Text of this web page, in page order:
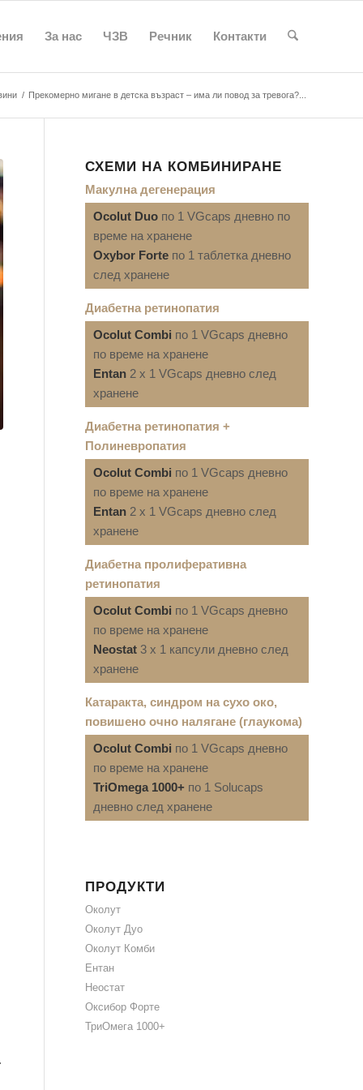
За нас ЧЗВ Речник Контакти
/ Прекомерно мигане в детска възраст – има ли повод за тревога?...
СХЕМИ НА КОМБИНИРАНЕ
Макулна дегенерация
Ocolut Duo по 1 VGcaps дневно по
време на хранене
Oxybor Forte по 1 таблетка дневно
след хранене
Диабетна ретинопатия
Ocolut Combi по 1 VGcaps дневно
по време на хранене
Entan 2 x 1 VGcaps дневно след
хранене
Диабетна ретинопатия +
Полиневропатия
Ocolut Combi по 1 VGcaps дневно
по време на хранене
Entan 2 x 1 VGcaps дневно след
хранене
Диабетна пролиферативна
ретинопатия
Ocolut Combi по 1 VGcaps дневно
по време на хранене
Neostat 3 x 1 капсули дневно след
хранене
Катаракта, синдром на сухо око,
повишено очно налягане (глаукома)
Ocolut Combi по 1 VGcaps дневно
по време на хранене
TriOmega 1000+ по 1 Solucaps
дневно след хранене
ПРОДУКТИ
Околут
Околут Дуо
Околут Комби
Ентан
Неостат
Оксибор Форте
ТриОмега 1000+